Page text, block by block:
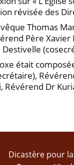
révisée des
Thomas
Père
était
Dr
Dicastère pour